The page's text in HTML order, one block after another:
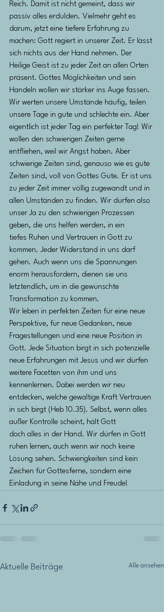
Reich. Damit ist nicht gemeint, dass wir
passiv alles erdulden. Vielmehr geht es
darum, jetzt eine tiefere Erfahrung zu
machen: Gott regiert in unserer Zeit. Er lässt
sich nichts aus der Hand nehmen. Der
Heilige Geist ist zu jeder Zeit an allen Orten
präsent. Gottes Möglichkeiten und sein
Handeln wollen wir stärker ins Auge fassen.
Wir werten unsere Umstände häufig, teilen
unsere Tage in gute und schlechte ein. Aber
eigentlich ist jeder Tag ein perfekter Tag! Wir
wollen den schwierigen Zeiten gerne
entfliehen, weil wir Angst haben. Aber
schwierige Zeiten sind, genauso wie es gute
Zeiten sind, voll von Gottes Güte. Er ist uns
zu jeder Zeit immer völlig zugewandt und in
allen Umständen zu finden. Wir dürfen also
unser Ja zu den schwierigen Prozessen
geben, die uns helfen werden, in ein
tiefes Ruhen und Vertrauen in Gott zu
kommen. Jeder Widerstand in uns darf
gehen. Auch wenn uns die Spannungen
enorm herausfordern, dienen sie uns
letztendlich, um in die gewünschte
Transformation zu kommen.
Wir leben in perfekten Zeiten für eine neue
Perspektive, für neue Gedanken, neue
Fragestellungen und eine neue Position in
Gott. Jede Situation birgt in sich potenzielle
neue Erfahrungen mit Jesus und wir dürfen
weitere Facetten von ihm und uns
kennenlernen. Dabei werden wir neu
entdecken, welche gewaltige Kraft Vertrauen
in sich birgt (Heb 10.35). Selbst, wenn alles
außer Kontrolle scheint, hält Gott
doch alles in der Hand. Wir dürfen in Gott
ruhen lernen, auch wenn wir noch keine
Lösung sehen. Schwierigkeiten sind kein
Zeichen für Gottesferne, sondern eine
Einladung in seine Nähe und Freude!
Aktuelle Beiträge Alle ansehen